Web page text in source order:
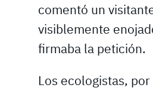
comentó un
visiblemente
firmaba la petición.
Los ecologistas,